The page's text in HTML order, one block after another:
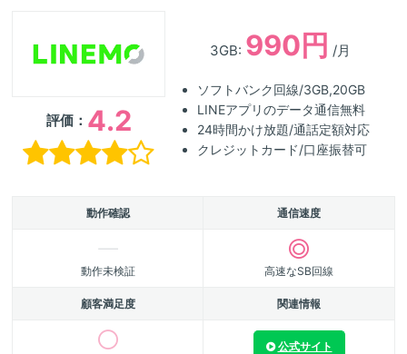
評価： 4.2
3GB: 990円 /月
ソフトバンク回線/3GB,20GB
LINEアプリのデータ通信無料
24時間かけ放題/通話定額対応
クレジットカード/口座振替可
動作確認 通信速度
動作未検証 高速なSB回線
顧客満足度 関連情報
公式サイト